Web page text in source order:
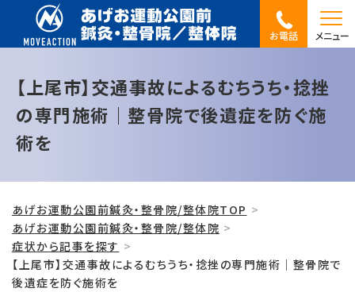
お電話 メニュー
【上尾市】交通事故によるむちうち・捻挫
の専門施術｜整骨院で後遺症を防ぐ施
術を
あげお運動公園前鍼灸・整骨院/整体院TOP
あげお運動公園前鍼灸・整骨院/整体院
症状から記事を探す
【上尾市】交通事故によるむちうち・捻挫の専門施術｜整骨院で
後遺症を防ぐ施術を